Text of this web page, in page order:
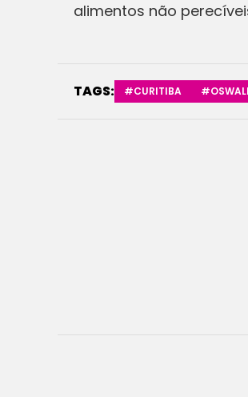
alimentos não
TAGS: #CURITIBA